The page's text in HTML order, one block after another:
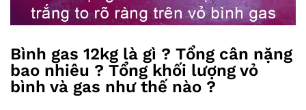
Bình gas 12kg là gì ? Tổng cân nặng
bao nhiêu ? Tổng khối lượng vỏ
bình và gas như thế nào ?